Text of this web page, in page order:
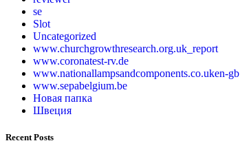
se
Slot
Uncategorized
www.churchgrowthresearch.org.uk_report
www.coronatest-rv.de
www.nationallampsandcomponents.co.uken-gb
www.sepabelgium.be
Новая папка
Швеция
Recent Posts